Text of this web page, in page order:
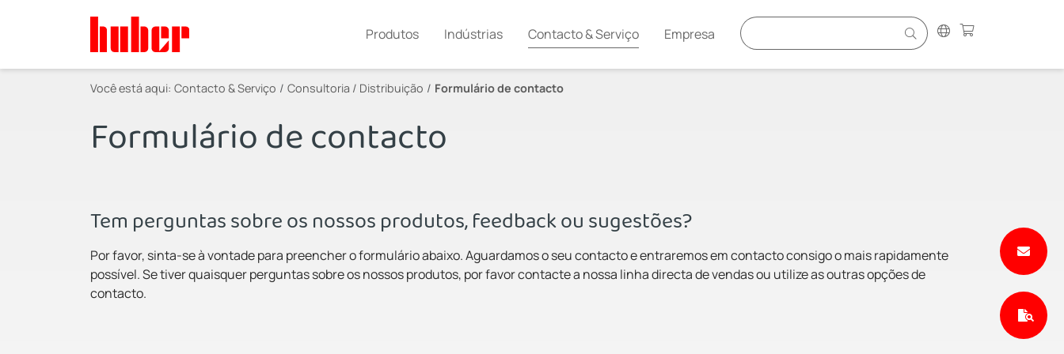
Produtos Indústrias Contacto & Serviço Empresa
Você está aqui: Contacto & Serviço Consultoria / Distribuição Formulário de contacto
Formulário de contacto
Tem perguntas sobre os nossos produtos, feedback ou sugestões?
Por favor, sinta-se à vontade para preencher o formulário abaixo. Aguardamos o seu contacto e entraremos em contacto consigo o mais rapidamente
possível. Se tiver quaisquer perguntas sobre os nossos produtos, por favor contacte a nossa linha directa de vendas ou utilize as outras opções de
contacto.